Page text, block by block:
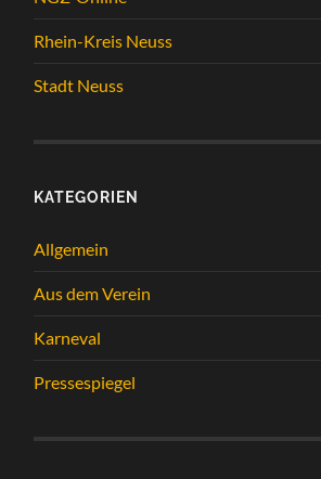
Rhein-Kreis Neuss
Stadt Neuss
KATEGORIEN
Allgemein
Aus dem Verein
Karneval
Pressespiegel